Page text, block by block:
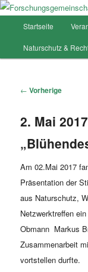
Hauptmenü
Zum
Inhalt
Startseite
Naturschutz &
Artikelnavigation
← Vorherige
2. Mai
Am 02.Mai 2017
Präsentation der
aus Naturschutz,
Netzwerktreffen
Obmann Markus
Zusammenarbeit
vortstellen durfte.